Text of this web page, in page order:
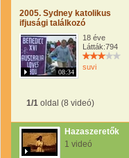
2005. Sydney katolikus
ifjusági találkozó
08:34
18 éve
Látták:794
suvi
1/1 oldal (8 videó)
Hazaszeretők
1 videó